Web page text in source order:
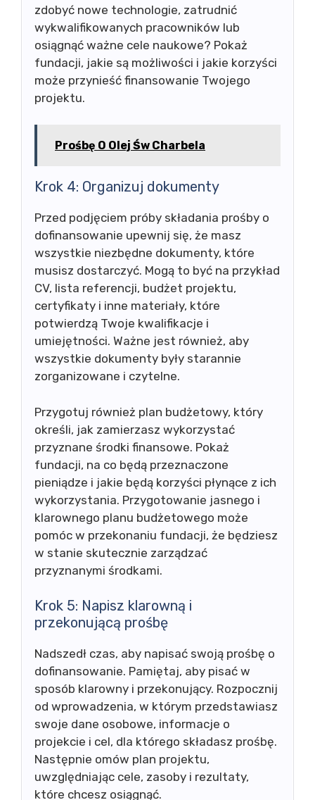
zdobyć nowe technologie, zatrudnić
wykwalifikowanych pracowników lub
osiągnąć ważne cele naukowe? Pokaż
fundacji, jakie są możliwości i jakie korzyści
może przynieść finansowanie Twojego
projektu.
Prośbę O Olej Św Charbela
Krok 4: Organizuj dokumenty
Przed podjęciem próby składania prośby o
dofinansowanie upewnij się, że masz
wszystkie niezbędne dokumenty, które
musisz dostarczyć. Mogą to być na przykład
CV, lista referencji, budżet projektu,
certyfikaty i inne materiały, które
potwierdzą Twoje kwalifikacje i
umiejętności. Ważne jest również, aby
wszystkie dokumenty były starannie
zorganizowane i czytelne.
Przygotuj również plan budżetowy, który
określi, jak zamierzasz wykorzystać
przyznane środki finansowe. Pokaż
fundacji, na co będą przeznaczone
pieniądze i jakie będą korzyści płynące z ich
wykorzystania. Przygotowanie jasnego i
klarownego planu budżetowego może
pomóc w przekonaniu fundacji, że będziesz
w stanie skutecznie zarządzać
przyznanymi środkami.
Krok 5: Napisz klarowną i
przekonującą prośbę
Nadszedł czas, aby napisać swoją prośbę o
dofinansowanie. Pamiętaj, aby pisać w
sposób klarowny i przekonujący. Rozpocznij
od wprowadzenia, w którym przedstawiasz
swoje dane osobowe, informacje o
projekcie i cel, dla którego składasz prośbę.
Następnie omów plan projektu,
uwzględniając cele, zasoby i rezultaty,
które chcesz osiągnąć.